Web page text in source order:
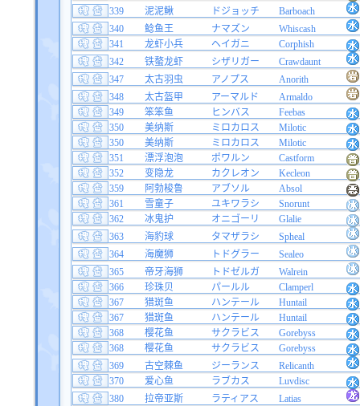
339
泥泥鳅 ドジョッチ
Barboach
340
鲶鱼王 ナマズン
Whiscash
341
龙虾小兵 ヘイガニ
Corphish
342
铁螯龙虾 シザリガー
Crawdaunt
347
太古羽虫 アノプス
Anorith
348
太古盔甲 アーマルド
Armaldo
349
笨笨鱼 ヒンバス
Feebas
350
美纳斯 ミロカロス
Milotic
350
美纳斯 ミロカロス
Milotic
351
漂浮泡泡 ポワルン
Castform
352
变隐龙 カクレオン
Kecleon
359
阿勃梭鲁 アブソル
Absol
361
雪童子 ユキワラシ
Snorunt
362
冰鬼护 オニゴーリ
Glalie
363
海豹球 タマザラシ
Spheal
364
海魔狮 トドグラー
Sealeo
365
帝牙海狮 トドゼルガ
Walrein
366
珍珠贝 パールル
Clamperl
367
猎斑鱼 ハンテール
Huntail
367
猎斑鱼 ハンテール
Huntail
368
樱花鱼 サクラビス
Gorebyss
368
樱花鱼 サクラビス
Gorebyss
369
古空棘鱼 ジーランス
Relicanth
370
爱心鱼 ラブカス
Luvdisc
380
拉帝亚斯 ラティアス
Latias